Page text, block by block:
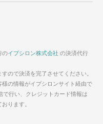
のイプシロン株式会社 の決済代行
ので決済を完了させてください。
の情報がイプシロンサイト経由で
で行い、クレジットカード情報は
ります。